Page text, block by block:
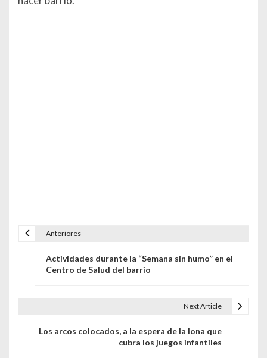
Anteriores
Actividades durante la “Semana sin humo” en el
Centro de Salud del barrio
Next Article
Los arcos colocados, a la espera de la lona que
cubra los juegos infantiles